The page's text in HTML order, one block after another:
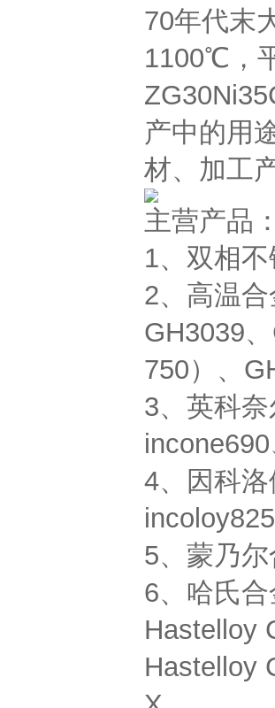
70年代末
1100℃，
产中的用
材、加工
主营产品
1、双相
2、高温
GH3039
750）、
3、英科
4、因科
5、蒙乃
6、哈氏
Hastelloy
Hastelloy